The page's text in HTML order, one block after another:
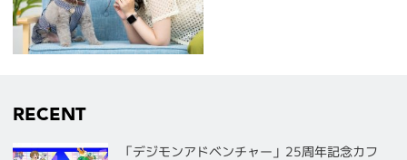
RECENT
「デジモンアドベンチャー」25周年記念カフ